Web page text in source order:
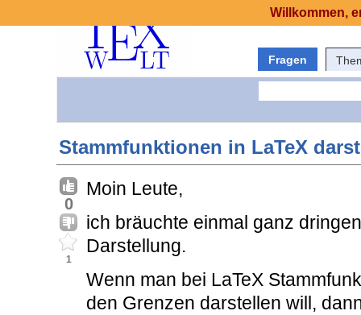
Fragen
Stammfunktionen in LaTeX
0
1
Moin Leute,
ich bräuchte einmal ganz
Darstellung.
Wenn man bei LaTeX
den Grenzen darstellen will,
Willkommen,